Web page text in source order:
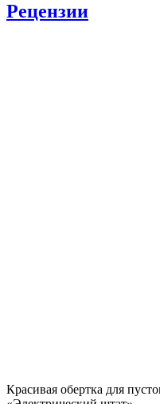
Рецензии
Красивая обертка для